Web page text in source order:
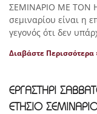
ΣΕΜΙΝΑΡΙΟ ΜΕ ΤΟΝ
σεμιναρίου είναι η
γεγονός ότι δεν
Διαβάστε Περισσότερα
ΕΡΓΑΣΤΗΡΙ
ΕΤΗΣΙΟ